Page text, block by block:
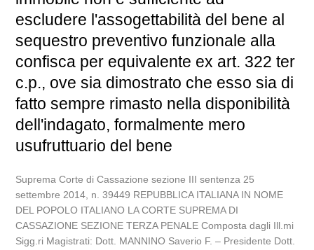
escludere l'assogettabilità del bene al
sequestro preventivo funzionale alla
confisca per equivalente ex art. 322 ter
c.p., ove sia dimostrato che esso sia di
fatto sempre rimasto nella disponibilità
dell'indagato, formalmente mero
usufruttuario del bene
Suprema Corte di Cassazione sezione III sentenza 25
settembre 2014, n. 39449 REPUBBLICA ITALIANA IN NOME
DEL POPOLO ITALIANO LA CORTE SUPREMA DI
CASSAZIONE SEZIONE TERZA PENALE Composta dagli Ill.mi
Sigg.ri Magistrati: Dott. MANNINO Saverio F. – Presidente Dott.